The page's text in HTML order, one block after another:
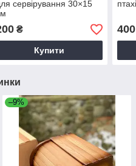
сервірування 30×15
₴
Купити
400
–9%